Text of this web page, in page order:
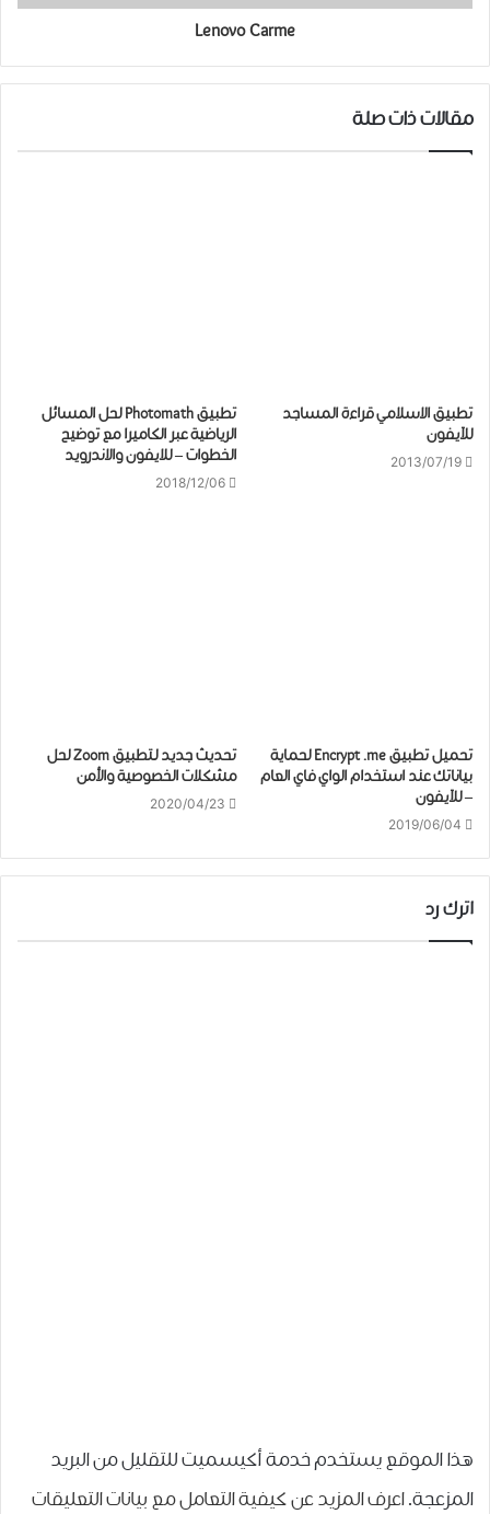
Lenovo Carme
مقالات ذات صلة
تطبيق الاسلامي قراءة المساجد
للآيفون
2013/07/19
تطبيق Photomath لحل المسائل
الرياضية عبر الكاميرا مع توضيح
الخطوات – للايفون والاندرويد
2018/12/06
تحميل ﺗﻄﺒﻴﻖ Encrypt .me ﻟﺤﻤﺎﻳﺔ
بياناتك عند استخدام ﺍﻟﻮﺍﻱ ﻓﺎﻱ ﺍﻟﻌﺎﻡ
– للآيفون
2019/06/04
تحديث جديد لـتطبيق Zoom ﻟﺤﻞ
ﻣﺸﻜﻼﺕ ﺍﻟﺨﺼﻮﺻﻴﺔ ﻭﺍﻷﻣﻦ
2020/04/23
اترك رد
هذا الموقع يستخدم خدمة أكيسميت للتقليل من البريد
المزعجة.اعرف المزيد عن كيفية التعامل مع بيانات التعليقات